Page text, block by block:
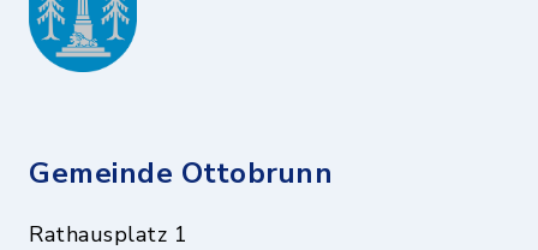
Gemeinde Ottobrunn
Rathausplatz 1